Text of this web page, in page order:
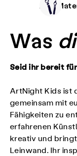
Alle
Was
Seid ihr bereit
ArtNight Kids ist
gemeinsam mit
Fähigkeiten zu
erfahrenen
kreativ und
Leinwand. Ihr